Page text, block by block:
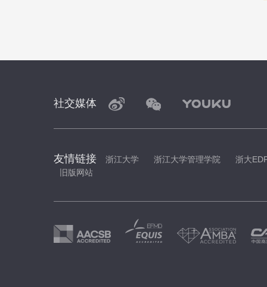
社交媒体
友情链接 浙江大学 浙江大学管理学院
浙大
旧版网站